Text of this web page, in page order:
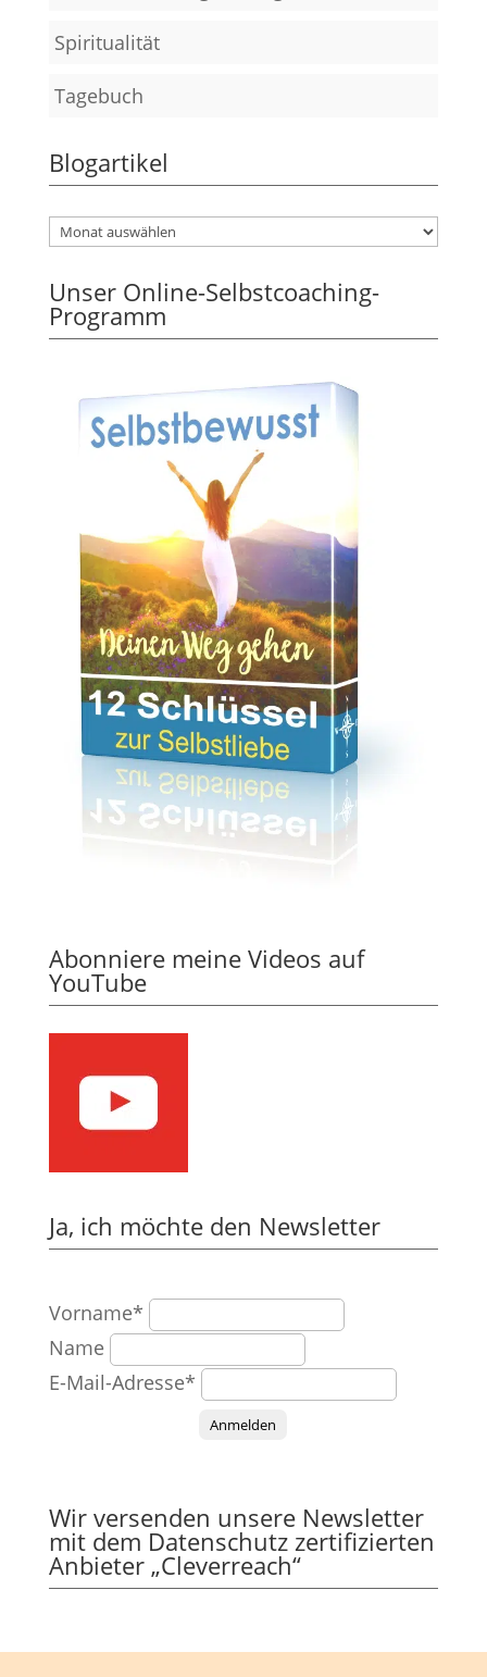
Spiritualität
Tagebuch
Blogartikel
Unser Online-Selbstcoaching-
Programm
Abonniere meine Videos auf
YouTube
Ja, ich möchte den Newsletter
Vorname*
Name
E-Mail-Adresse*
Anmelden
Wir versenden unsere Newsletter
mit dem Datenschutz zertifizierten
Anbieter „Cleverreach“